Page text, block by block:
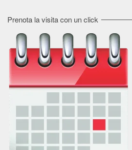
Prenota la visita con un click